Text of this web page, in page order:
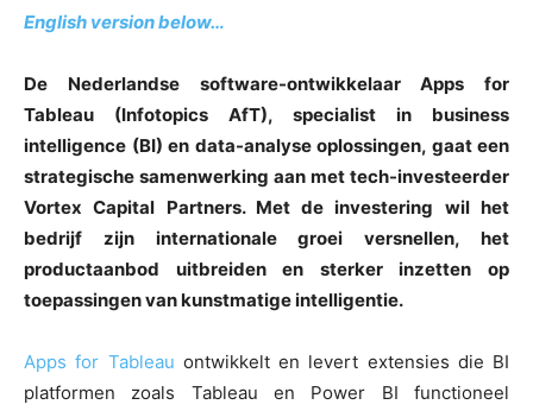
English version below…
De Nederlandse software-ontwikkelaar Apps for
Tableau (Infotopics AfT), specialist in business
intelligence (BI) en data-analyse oplossingen, gaat een
strategische samenwerking aan met tech-investeerder
Vortex Capital Partners. Met de investering wil het
bedrijf zijn internationale groei versnellen, het
productaanbod uitbreiden en sterker inzetten op
toepassingen van kunstmatige intelligentie.
Apps for Tableau ontwikkelt en levert extensies die BI
platformen zoals Tableau en Power BI functioneel